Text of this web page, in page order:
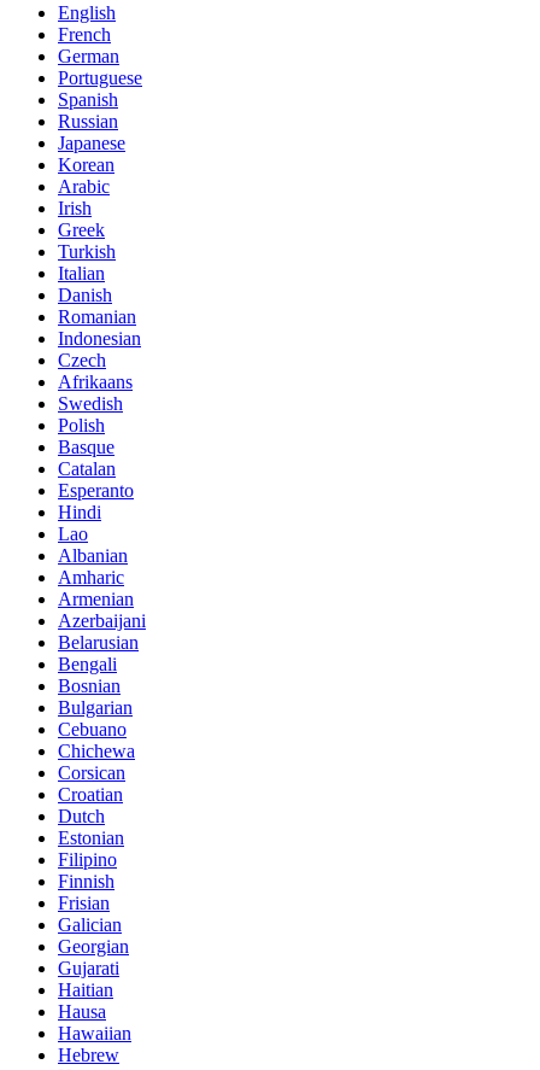
English
French
German
Portuguese
Spanish
Russian
Japanese
Korean
Arabic
Irish
Greek
Turkish
Italian
Danish
Romanian
Indonesian
Czech
Afrikaans
Swedish
Polish
Basque
Catalan
Esperanto
Hindi
Lao
Albanian
Amharic
Armenian
Azerbaijani
Belarusian
Bengali
Bosnian
Bulgarian
Cebuano
Chichewa
Corsican
Croatian
Dutch
Estonian
Filipino
Finnish
Frisian
Galician
Georgian
Gujarati
Haitian
Hausa
Hawaiian
Hebrew